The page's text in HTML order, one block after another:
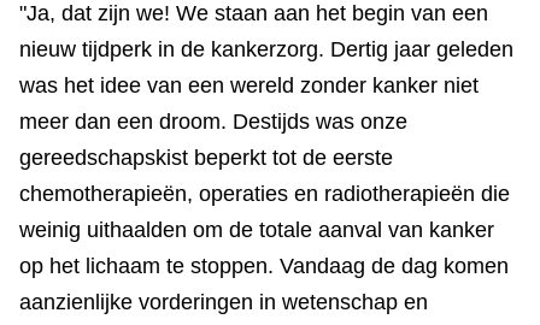
"Ja, dat zijn we! We staan aan het begin van een
nieuw tijdperk in de kankerzorg. Dertig jaar geleden
was het idee van een wereld zonder kanker niet
meer dan een droom. Destijds was onze
gereedschapskist beperkt tot de eerste
chemotherapieën, operaties en radiotherapieën die
weinig uithaalden om de totale aanval van kanker
op het lichaam te stoppen. Vandaag de dag komen
aanzienlijke vorderingen in wetenschap en